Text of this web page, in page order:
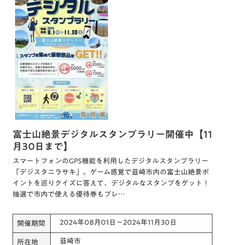
富士山絶景デジタルスタンプラリー開催中【11
月30日まで】
スマートフォンのGPS機能を利用したデジタルスタンプラリー
「デジスタニラサキ」。ゲーム感覚で韮崎市内の富士山絶景ポ
イントを巡りクイズに答えて、デジタルなスタンプをゲット！
抽選で市内で使える優待券もプレ…
開催期間 2024年08月01日～2024年11月30日
所在地 韮崎市